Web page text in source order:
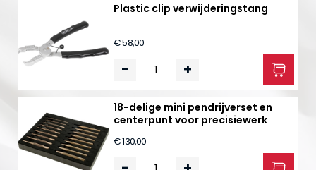
Plastic clip verwijderingstang
€ 58,00
- +
18-delige mini pendrijverset en
centerpunt voor precisiewerk
€ 130,00